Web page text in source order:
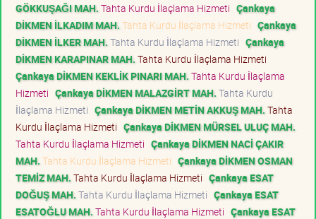
GÖKKUŞAĞI MAH. Tahta Kurdu İlaçlama Hizmeti Çankaya
DİKMEN İLKADIM MAH. Tahta Kurdu İlaçlama Hizmeti Çankaya
DİKMEN İLKER MAH. Tahta Kurdu İlaçlama Hizmeti Çankaya
DİKMEN KARAPINAR MAH. Tahta Kurdu İlaçlama Hizmeti
Çankaya DİKMEN KEKLİK PINARI MAH. Tahta Kurdu İlaçlama
Hizmeti Çankaya DİKMEN MALAZGİRT MAH. Tahta Kurdu
İlaçlama Hizmeti Çankaya DİKMEN METİN AKKUŞ MAH. Tahta
Kurdu İlaçlama Hizmeti Çankaya DİKMEN MÜRSEL ULUÇ MAH.
Tahta Kurdu İlaçlama Hizmeti Çankaya DİKMEN NACİ ÇAKIR
MAH. Tahta Kurdu İlaçlama Hizmeti Çankaya DİKMEN OSMAN
TEMİZ MAH. Tahta Kurdu İlaçlama Hizmeti Çankaya ESAT
DOĞUŞ MAH. Tahta Kurdu İlaçlama Hizmeti Çankaya ESAT
ESATOĞLU MAH. Tahta Kurdu İlaçlama Hizmeti Çankaya ESAT